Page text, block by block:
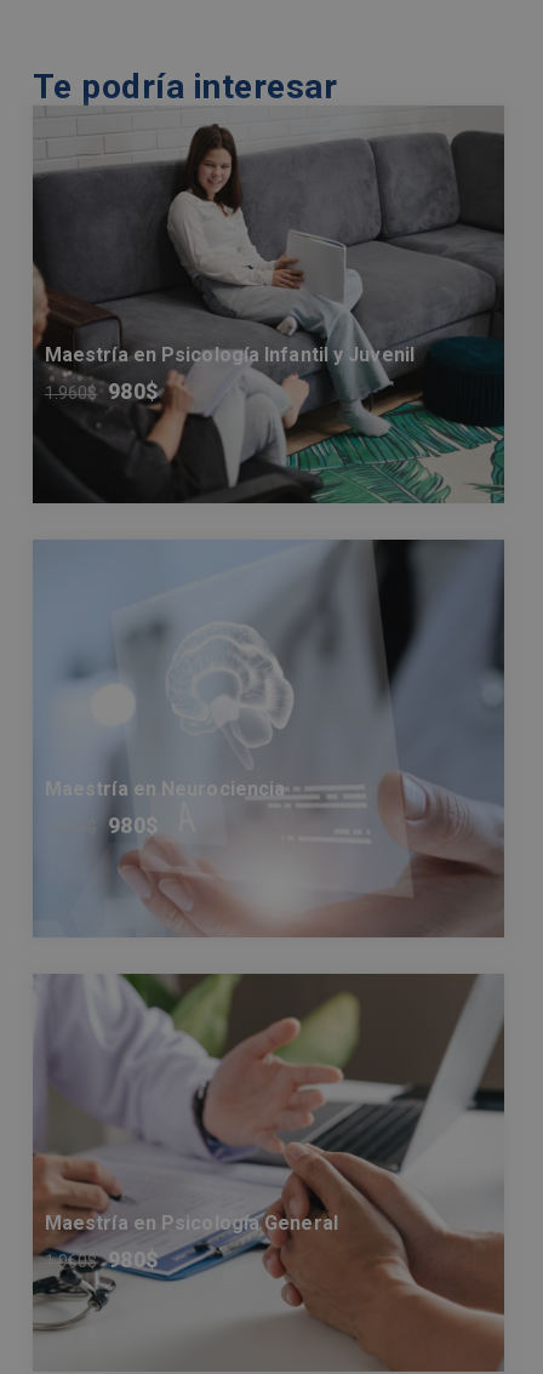
Te podría interesar
Maestría en Psicología Infantil y Juvenil
1.960$ 980$
Maestría en Neurociencia
980$
Maestría en Psicología General
1.960$ 980$